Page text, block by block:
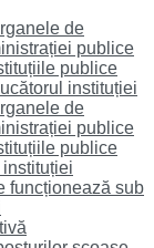
de
publice
publice
instituției
de
publice
publice
funcționează sub